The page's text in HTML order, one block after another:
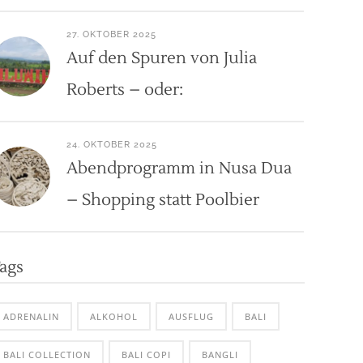
27. OKTOBER 2025
Auf den Spuren von Julia
Roberts – oder:
24. OKTOBER 2025
Abendprogramm in Nusa Dua
– Shopping statt Poolbier
ADRENALIN ALKOHOL AUSFLUG BALI
BALI COLLECTION BALI COPI BANGLI